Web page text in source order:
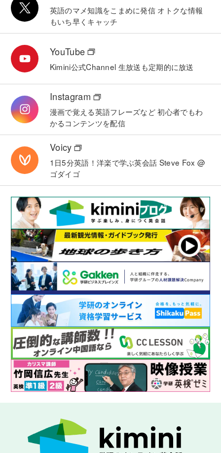
英語のマメ知識をこまめに発信 オトクな情報
もいち早くキャッチ
YouTube
Kimini公式Channel 生放送も定期的に放送
Instagram
漫画で覚える英語フレーズなど初心者でもわ
かるコンテンツを配信
Voicy
1日5分英語！洋楽で学ぶ英会話 Steve Fox @
ゴダイゴ